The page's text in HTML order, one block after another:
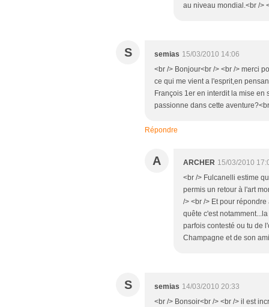
au niveau mondial.<br />
S semias 15/03/2010 14:06
<br /> Bonjour<br /> <br /> merci
ce qui me vient a l'esprit,en
François 1er en interdit la mise en
passionne dans cette
Répondre
A ARCHER 15/03/2010
<br /> Fulcanelli estime
permis un retour à l'art
/> <br /> Et pour
quête c'est
parfois contesté ou tu de
Champagne et de son
S semias 14/03/2010 20:33
<br /> Bonsoir<br /> <br /> il est